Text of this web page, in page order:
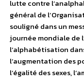
lutte contre
général de
souligné dans un
journée mondiale de
l’alphabétisation
l’augmentation des
l’égalité des sexes,